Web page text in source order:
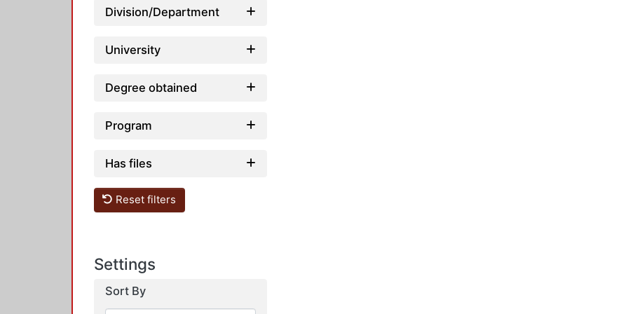
Division/Department
University
Degree obtained
Program
Has files
Reset filters
Settings
Sort By